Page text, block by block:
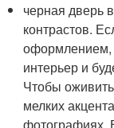
черная дверь
контрастов.
оформлением,
интерьер и
Чтобы
мелких